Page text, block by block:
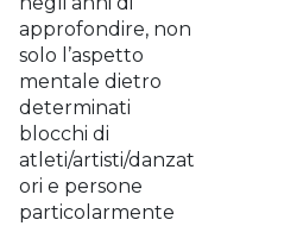
approfondire, non
solo l’aspetto
mentale dietro
determinati
blocchi di
atleti/artisti/danzat
ori e persone
particolarmente